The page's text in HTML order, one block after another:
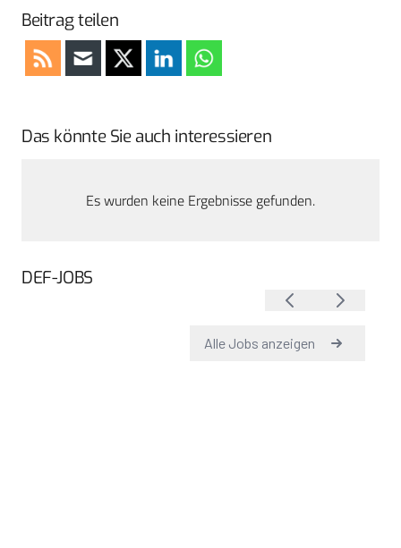
Beitrag teilen
Das könnte Sie auch interessieren
Es wurden keine Ergebnisse gefunden.
DEF-JOBS